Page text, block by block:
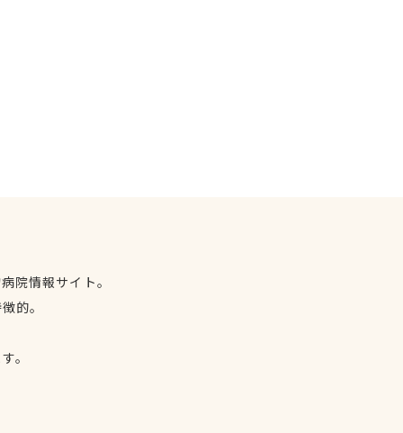
院情報サイト。
的。
。